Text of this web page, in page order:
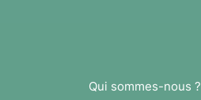
Qui sommes-nous ?